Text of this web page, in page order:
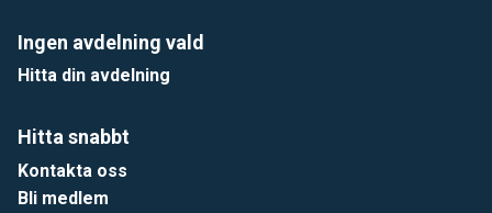
Ingen avdelning vald
Hitta din avdelning
Hitta snabbt
Kontakta oss
Bli medlem